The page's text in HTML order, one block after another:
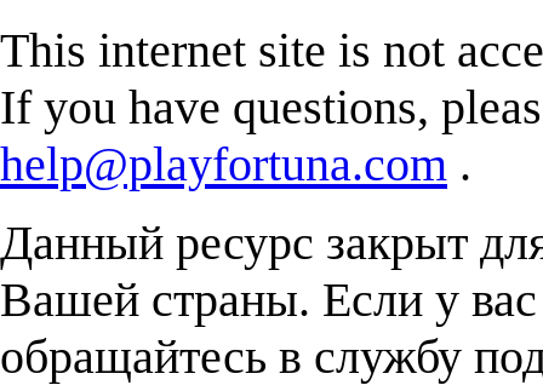
This internet site is not
If you have questions,
help@playfortuna.com .
Данный ресурс закрыт
Вашей страны. Если у
обращайтесь в службу